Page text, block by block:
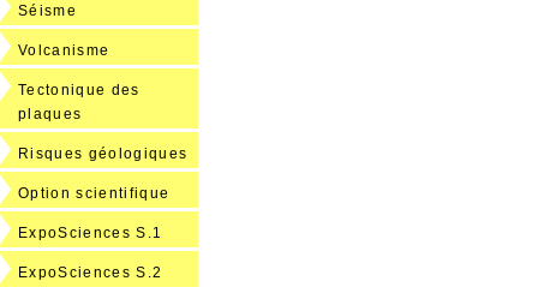
Séisme
Volcanisme
Tectonique des
plaques
Risques géologiques
Option scientifique
ExpoSciences S.1
ExpoSciences S.2